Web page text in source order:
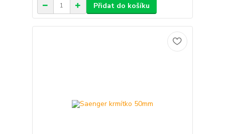
Přidat do košíku